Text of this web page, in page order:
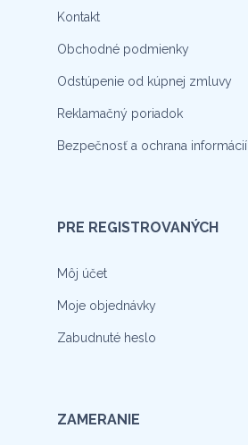
Kontakt
Obchodné podmienky
Odstúpenie od kúpnej zmluvy
Reklamačný poriadok
Bezpečnosť a ochrana informácií
PRE REGISTROVANÝCH
Môj účet
Moje objednávky
Zabudnuté heslo
ZAMERANIE